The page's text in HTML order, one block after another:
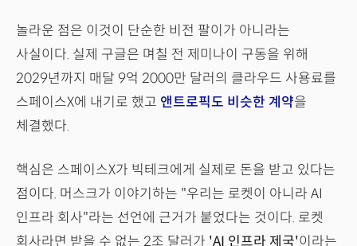
놀라운 점은 이것이 단순한 비전 팔이가 아니라는
사실이다. 실제 구글은 며칠 전 제미나이 구동을 위해
2029년까지 매달 9억 2000만 달러의 클라우드 사용료를
스페이스X에 내기로 했고 앤트로픽도 비슷한 계약을
체결했다.
핵심은 스페이스X가 빅테크에게 실제로 돈을 받고 있다는
점이다. 머스크가 이야기하는 "우리는 로켓이 아니라 AI
인프라 회사"라는 선언에 근거가 붙었다는 것이다. 로켓
회사라면 받을 수 없는 2조 달러가 'AI 인프라 제국'이라는